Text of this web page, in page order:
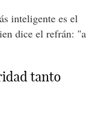
inteligente es el
dice el refrán: "a
tanto